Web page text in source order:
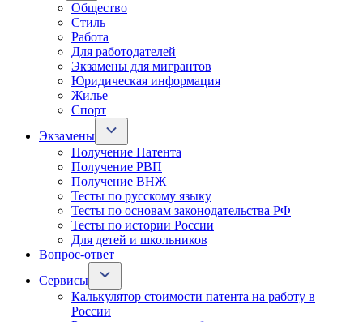
Общество
Стиль
Работа
Для работодателей
Экзамены для мигрантов
Юридическая информация
Жилье
Спорт
Экзамены
Получение Патента
Получение РВП
Получение ВНЖ
Тесты по русскому языку
Тесты по основам законодательства РФ
Тесты по истории России
Для детей и школьников
Вопрос-ответ
Сервисы
Калькулятор стоимости патента на работу в
России